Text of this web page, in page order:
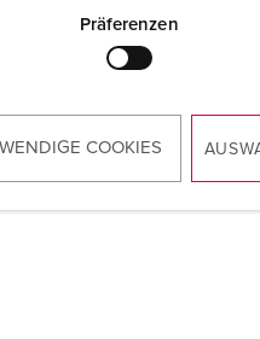
Präferenzen
COOKIES